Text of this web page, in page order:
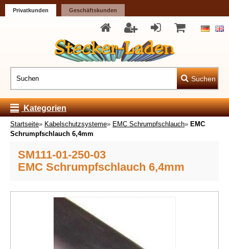
Privatkunden Geschäftskunden
Suchen
Kategorien
Startseite» Kabelschutzsysteme» EMC Schrumpfschlauch» EMC
Schrumpfschlauch 6,4mm
SM111-01-250-03
EMC Schrumpfschlauch 6,4mm